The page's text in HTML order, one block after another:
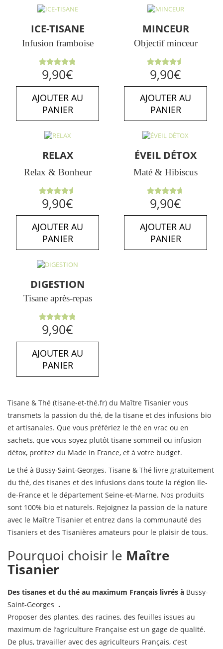
ICE-TISANE
Infusion framboise
Note
4.86sur
5
9,90€
AJOUTER AU
PANIER
MINCEUR
Objectif minceur
Note
4.50sur
5
9,90€
AJOUTER AU
PANIER
RELAX
Relax & Bonheur
Note
4.63sur
5
9,90€
AJOUTER AU
PANIER
ÉVEIL DÉTOX
Maté & Hibiscus
Note
4.67sur
5
9,90€
AJOUTER AU
PANIER
DIGESTION
Tisane après-repas
Note4.89
sur 5
9,90€
AJOUTER AU
PANIER
Tisane & Thé (tisane-et-thé.fr) du Maître Tisanier vous
transmets la passion du thé, de la tisane et des infusions bio
et artisanales. Que vous préfériez le thé en vrac ou en
sachets, que vous soyez plutôt tisane sommeil ou infusion
détox, profitez du Made in France, et à votre budget.
Le thé à Bussy-Saint-Georges. Tisane & Thé livre gratuitement
du thé, des tisanes et des infusions dans toute la région Ile-
de-France et le département Seine-et-Marne. Nos produits
sont 100% bio et naturels. Rejoignez la passion de la nature
avec le Maître Tisanier et entrez dans la communauté des
Tisaniers et des Tisanières amateurs pour le plaisir de tous.
Pourquoi choisir le Maître
Tisanier
Des tisanes et du thé au maximum Français livrés à Bussy-
Saint-Georges .
Proposer des plantes, des racines, des feuilles issues au
maximum de l’agriculture Française est un gage de qualité.
De plus, travailler avec des agriculteurs Français, c’est